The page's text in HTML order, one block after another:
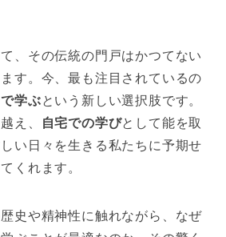
、その伝統の門戸はかつてない
す。今、最も注目されているの
学ぶという新しい選択肢です。
え、
自宅での学びとして能を取
い日々を生きる私たちに予期せ
くれます。
史や精神性に触れながら、なぜ